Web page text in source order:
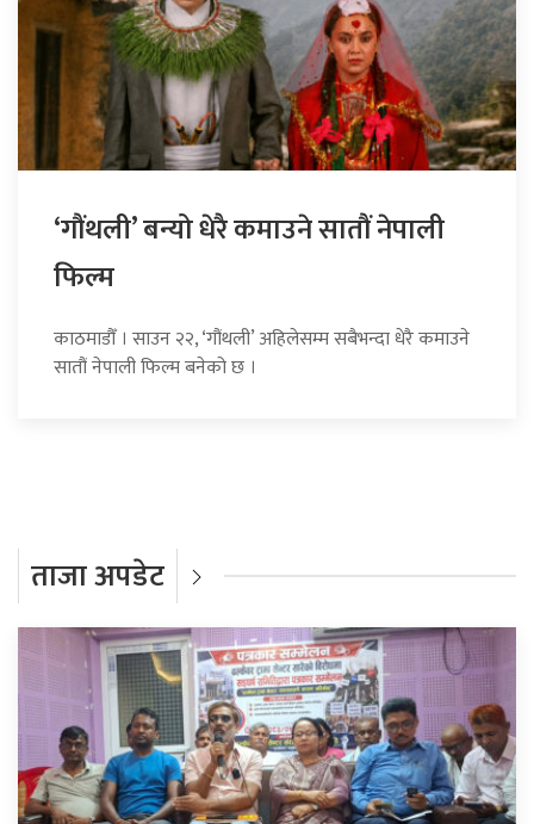
‘गौंथली’ बन्यो धेरै कमाउने सातौं नेपाली
फिल्म
काठमाडौँ । साउन २२, ‘गौंथली’ अहिलेसम्म सबैभन्दा धेरै कमाउने
सातौं नेपाली फिल्म बनेको छ ।
ताजा अपडेट